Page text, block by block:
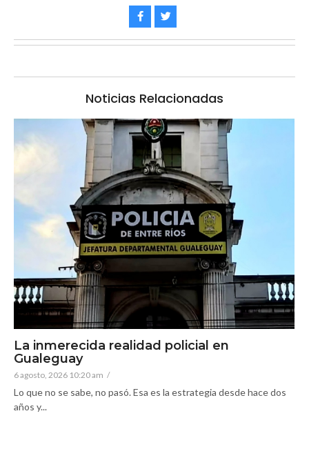
Noticias Relacionadas
La inmerecida realidad policial en
Gualeguay
6 agosto, 2026 10:20 am /
Lo que no se sabe, no pasó. Esa es la estrategia desde hace dos
años y...